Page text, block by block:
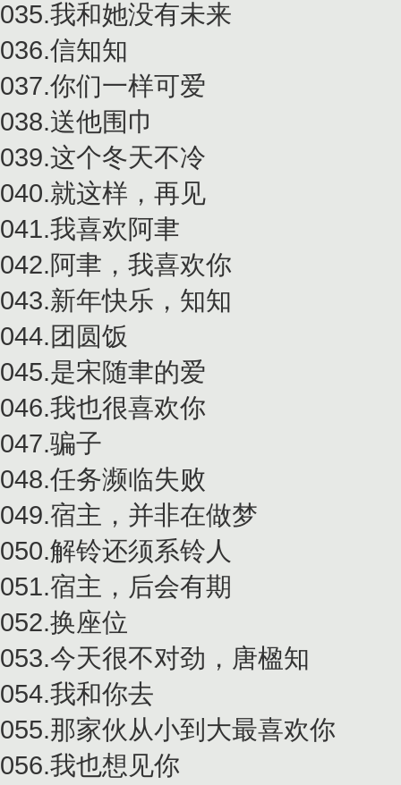
035.我和她没有未来
036.信知知
037.你们一样可爱
038.送他围巾
039.这个冬天不冷
040.就这样，再见
041.我喜欢阿聿
042.阿聿，我喜欢你
043.新年快乐，知知
044.团圆饭
045.是宋随聿的爱
046.我也很喜欢你
047.骗子
048.任务濒临失败
049.宿主，并非在做梦
050.解铃还须系铃人
051.宿主，后会有期
052.换座位
053.今天很不对劲，唐楹知
054.我和你去
055.那家伙从小到大最喜欢你
056.我也想见你